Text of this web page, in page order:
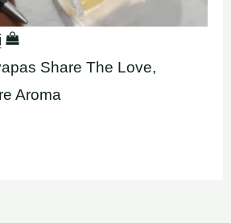
Share The Love,
Aroma